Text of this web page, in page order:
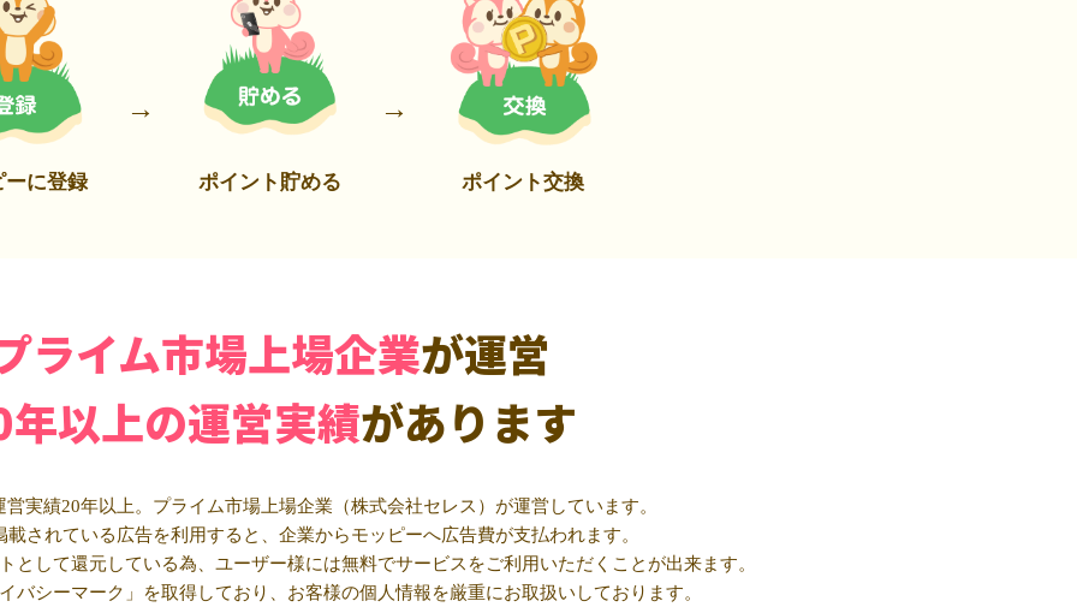
ーに登録 ポイント貯める ポイント交換
ライム市場上場企業が運営
以上の運営実績があります
実績20年以上。プライム市場上場企業（株式会社セレス）が運営しています。
載されている広告を利用すると、企業からモッピーへ広告費が支払われます。
として還元している為、ユーザー様には無料でサービスをご利用いただくことが出来ます。
バシーマーク」を取得しており、お客様の個人情報を厳重にお取扱いしております。